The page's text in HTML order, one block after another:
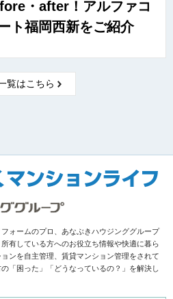
・after！アルファコ
ト福岡西新をご紹介
覧はこちら
ォームのプロ、あなぶきハウジンググループ
有している方へのお役立ち情報や快適に暮ら
ンを自主管理、賃貸マンション管理をされて
「困った」「どうなっているの？」を解決し